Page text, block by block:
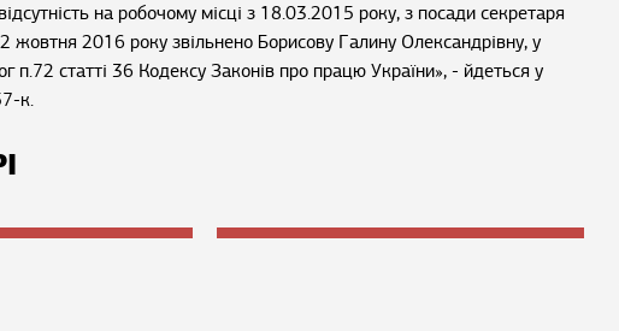
на робочому місці з 18.03.2015 року, з посади секретаря
жовтня 2016 року звільнено Борисову Галину Олександрівну, у
п.72 статті 36 Кодексу Законів про працю України», - йдеться у
к.